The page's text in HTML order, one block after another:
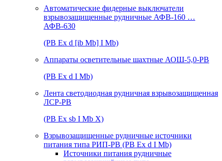
Автоматические фидерные выключатели
взрывозащищенные рудничные АФВ-160 …
АФВ-630
(РВ Ex d [ib Mb] I Mb)
Аппараты осветительные шахтные АОШ-5,0-РВ
(РВ Ex d I Mb)
Лента светодиодная рудничная взрывозащищенная
ЛСР-РВ
(РВ Ex sb I Mb Х)
Взрывозащищенные рудничные источники
питания типа РИП-РВ (РВ Ex d I Mb)
Источники питания рудничные